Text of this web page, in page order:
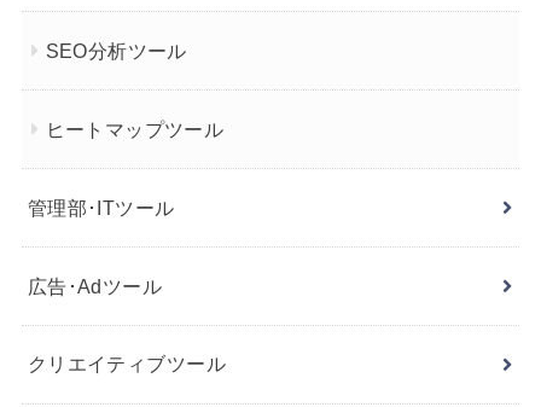
SEO分析ツール
ヒートマップツール
管理部･ITツール
広告･Adツール
クリエイティブツール